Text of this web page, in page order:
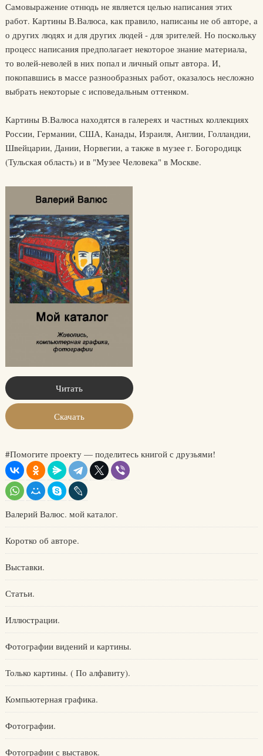
Самовыражение отнюдь не является целью написания этих
работ. Картины В.Валюса, как правило, написаны не об авторе, а
о других людях и для других людей - для зрителей. Но поскольку
процесс написания предполагает некоторое знание материала,
то волей-неволей в них попал и личный опыт автора. И,
покопавшись в массе разнообразных работ, оказалось несложно
выбрать некоторые с исповедальным оттенком.
Картины В.Валюса находятся в галереях и частных коллекциях
России, Германии, США, Канады, Израиля, Англии, Голландии,
Швейцарии, Дании, Норвегии, а также в музее г. Богородицк
(Тульская область) и в "Музее Человека" в Москве.
Читать
Скачать
#Помогите проекту — поделитесь книгой с друзьями!
Валерий Валюс. мой каталог.
Коротко об авторе.
Выставки.
Статьи.
Иллюстрации.
Фотографии видений и картины.
Только картины. ( По алфавиту).
Компьютерная графика.
Фотографии.
Фотографии с выставок.